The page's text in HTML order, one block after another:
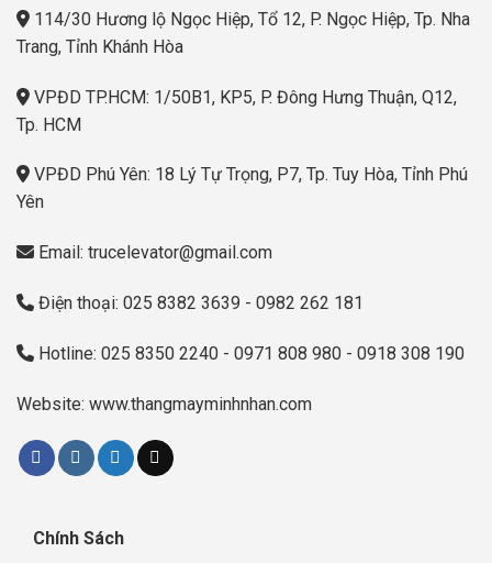
114/30 Hương lộ Ngọc Hiệp, Tổ 12, P. Ngọc Hiệp, Tp. Nha
Trang, Tỉnh Khánh Hòa
VPĐD TP.HCM: 1/50B1, KP5, P. Đông Hưng Thuận, Q12,
Tp. HCM
VPĐD Phú Yên: 18 Lý Tự Trọng, P7, Tp. Tuy Hòa, Tỉnh Phú
Yên
Email: trucelevator@gmail.com
Điện thoại: 025 8382 3639 - 0982 262 181
Hotline: 025 8350 2240 - 0971 808 980 - 0918 308 190
Website: www.thangmayminhnhan.com
Chính Sách